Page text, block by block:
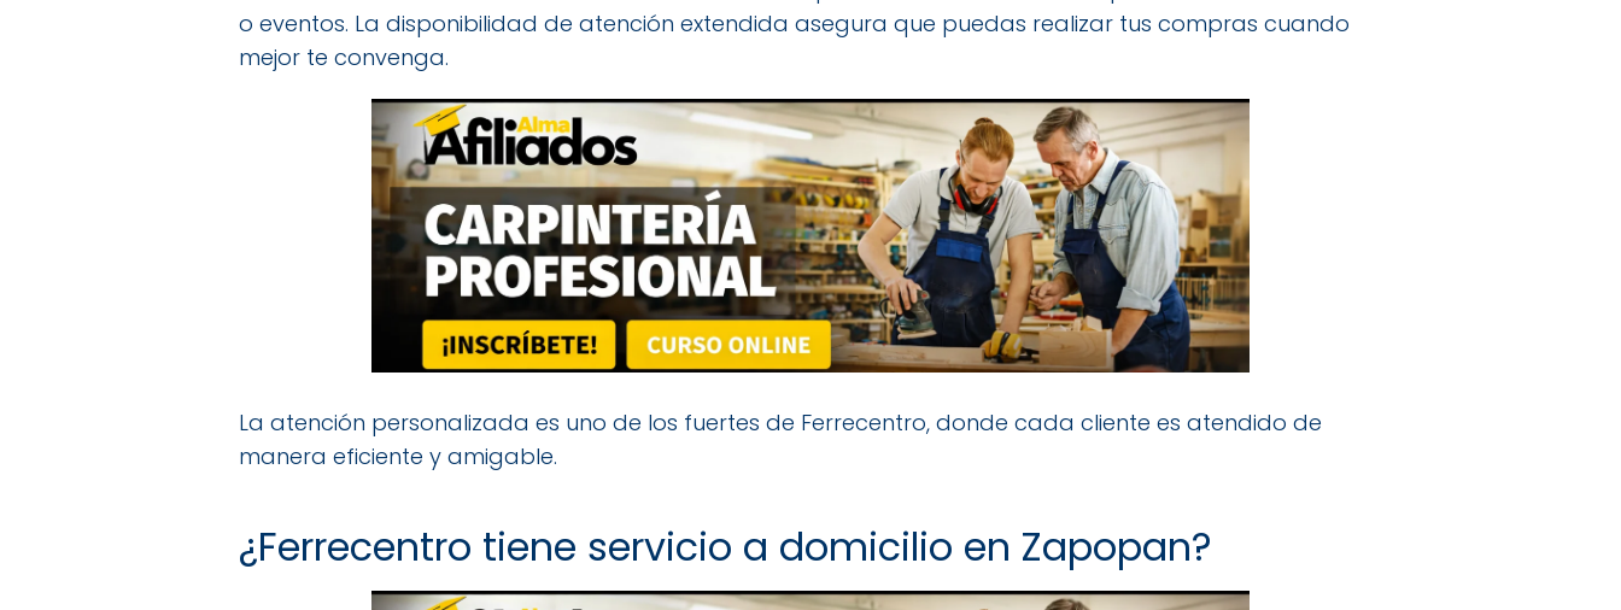
o eventos. La disponibilidad de atención extendida asegura que puedas realizar tus compras cuando
mejor te convenga.
La atención personalizada es uno de los fuertes de Ferrecentro, donde cada cliente es atendido de
manera eficiente y amigable.
¿Ferrecentro tiene servicio a domicilio en Zapopan?